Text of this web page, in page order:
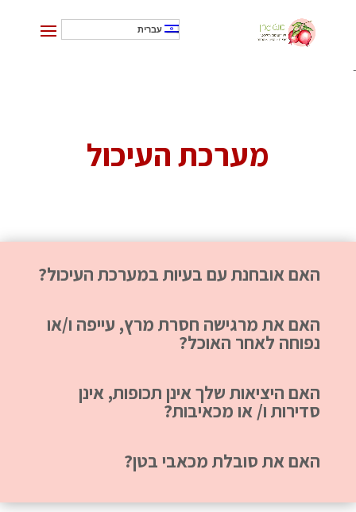
]
עברית
מערכת העיכול
האם אובחנת עם בעיות במערכת העיכול?
האם את מרגישה חסרת מרץ, עייפה ו/או
נפוחה לאחר האוכל?
האם היציאות שלך אינן תכופות, אינן
סדירות ו/ או מכאיבות?
האם את סובלת מכאבי בטן?